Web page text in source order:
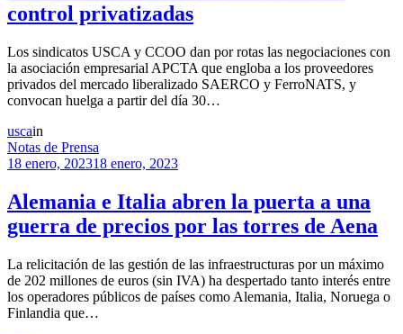
control privatizadas
Los sindicatos USCA y CCOO dan por rotas las negociaciones con
la asociación empresarial APCTA que engloba a los proveedores
privados del mercado liberalizado SAERCO y FerroNATS, y
convocan huelga a partir del día 30…
uscain
Notas de Prensa
18 enero, 202318 enero, 2023
Alemania e Italia abren la puerta a una
guerra de precios por las torres de Aena
La relicitación de las gestión de las infraestructuras por un máximo
de 202 millones de euros (sin IVA) ha despertado tanto interés entre
los operadores públicos de países como Alemania, Italia, Noruega o
Finlandia que…